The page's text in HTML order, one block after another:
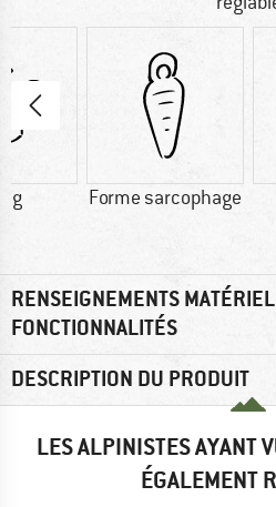
g Forme sarcophage
RENSEIGNEMENTS
FONCTIONNALITÉS
DESCRIPTION DU PRODUIT
LES ALPINISTES AYANT
ÉGALEMENT